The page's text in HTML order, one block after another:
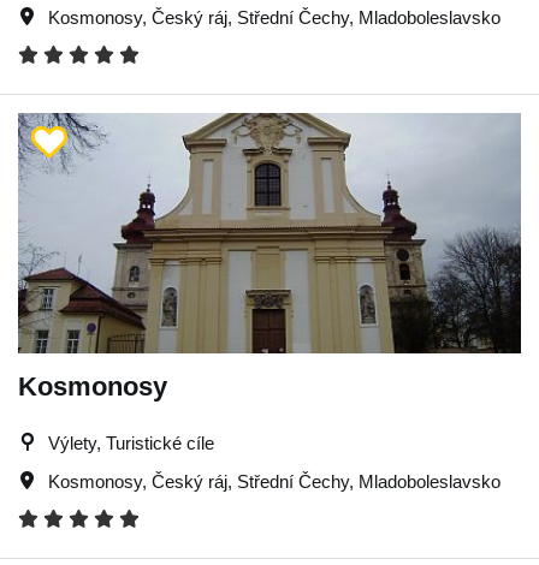
Kosmonosy, Český ráj, Střední Čechy, Mladoboleslavsko
Kosmonosy
Výlety, Turistické cíle
Kosmonosy, Český ráj, Střední Čechy, Mladoboleslavsko